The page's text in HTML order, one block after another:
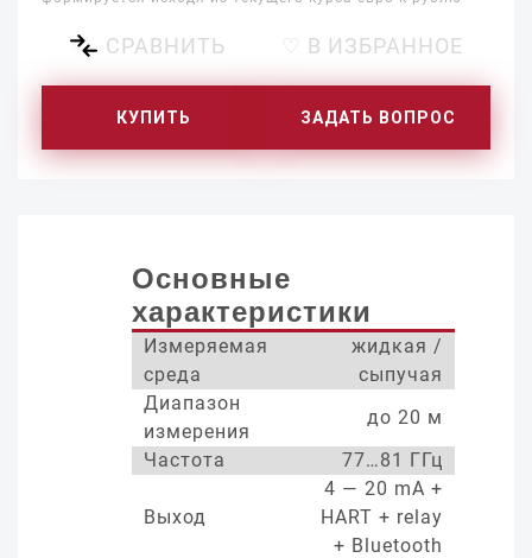
СРАВНИТЬ ♡ В ИЗБРАННОЕ
КУПИТЬ ЗАДАТЬ ВОПРОС
Основные
характеристики
Измеряемая
среда
жидкая /
сыпучая
Диапазон
измерения
до 20 м
Частота
77…81 ГГц
Выход
4 — 20 mA +
HART + relay
+ Bluetooth